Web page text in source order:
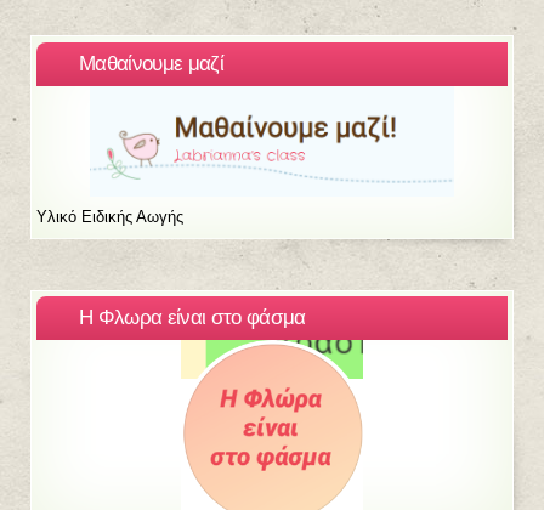
Μαθαίνουμε μαζί
Υλικό Ειδικής Αωγής
Η Φλωρα είναι στο φάσμα